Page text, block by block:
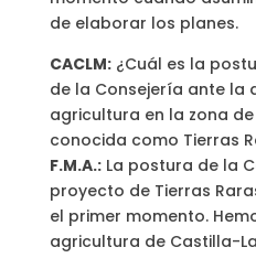
de elaborar los planes.
CACLM:¿Cuál es la
de la Consejería ante la
agricultura en la zona
conocida como Tierras
F.M.A.:La postura de la
proyecto de Tierras
el primer momento.
agricultura de Castilla-